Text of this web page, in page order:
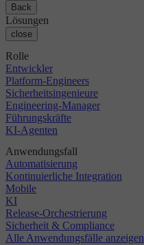
Back
Lösungen
close
Rolle
Entwickler
Platform-Engineers
Sicherheitsingenieure
Engineering-Manager
Führungskräfte
KI-Agenten
Anwendungsfall
Automatisierung
Kontinuierliche Integration
Mobile
KI
Release-Orchestrierung
Sicherheit & Compliance
Alle Anwendungsfälle anzeigen